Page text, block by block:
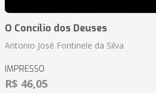
O Concílio dos Deuses
Antonio José Fontinele da Silva
IMPRESSO
R$ 46,05